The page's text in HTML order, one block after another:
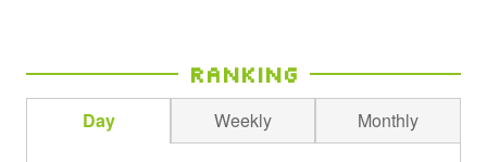
Ranking
Day Weekly Monthly